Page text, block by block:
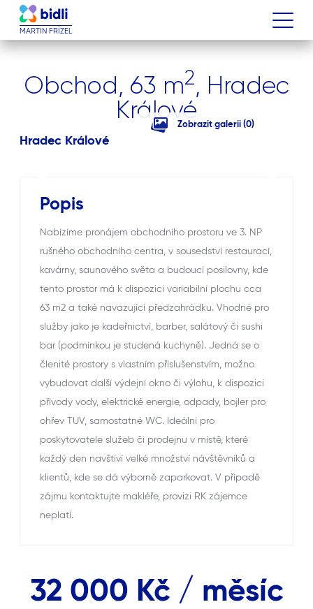
MARTIN FRÍZEL
Obchod, 63 m2, Hradec
Králové
Hradec Králové
Zobrazit galerii (0)
Popis
Nabízíme pronájem obchodního prostoru ve 3. NP
rušného obchodního centra, v sousedství restaurací,
kavárny, saunového světa a budoucí posilovny, kde
tento prostor má k dispozici variabilní plochu cca
63 m2 a také navazující předzahrádku. Vhodné pro
služby jako je kadeřnictví, barber, salátový či sushi
bar (podmínkou je studená kuchyně). Jedná se o
členité prostory s vlastním příslušenstvím, možno
vybudovat další výdejní okno či výlohu, k dispozici
přívody vody, elektrické energie, odpady, bojler pro
ohřev TUV, samostatné WC. Ideální pro
poskytovatele služeb či prodejnu v místě, které
každý den navštíví velké množství návštěvníků a
klientů, kde se dá výborně zaparkovat. V případě
zájmu kontaktujte makléře, provizi RK zájemce
neplatí.
32 000 Kč / měsíc